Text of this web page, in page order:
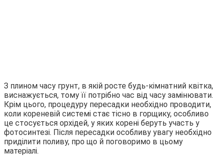
З плином часу грунт, в якій росте будь-кімнатний квітка,
виснажується, тому її потрібно час від часу замінювати.
Крім цього, процедуру пересадки необхідно проводити,
коли кореневій системі стає тісно в горщику, особливо
це стосується орхідей, у яких корені беруть участь у
фотосинтезі. Після пересадки особливу увагу необхідно
приділити поливу, про що й поговоримо в цьому
матеріалі.